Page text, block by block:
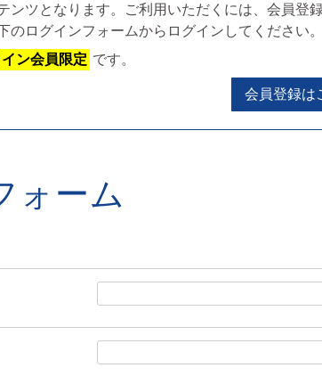
ンツとなります。ご利用いただくには、会員登
のログインフォームからログインしてください。
ン会員限定 です。
会員登録は
ォーム